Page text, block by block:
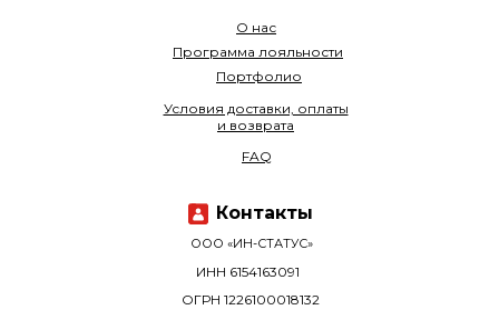
О нас
Программа лояльности
Портфолио
ООО «ИН-СТАТУС»
ОГРН 1226100018132
ИНН 6154163091
Условия доставки, оплаты
и возврата
FAQ
Контакты